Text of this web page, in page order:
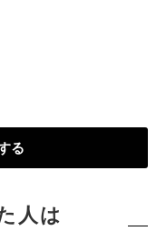
る
人は